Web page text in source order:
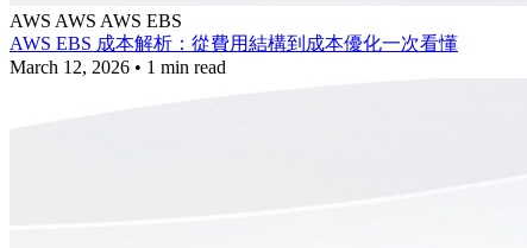
AWS AWS AWS EBS
AWS EBS 成本解析：從費用結構到成本優化一次看懂
March 12, 2026 • 1 min read